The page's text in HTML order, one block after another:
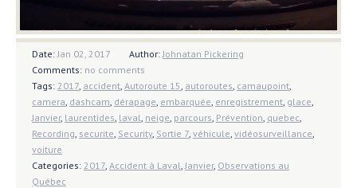
Date: Jan 02, 2017 Author: Johnatan Pickering
Comments: no comments
Tags: 2017 accident Autoroute 15 autoroutes camaupoint
camera dashcam dérapage embarquée enregistrement glace
Janvier, laurentides laval neige parcours Prévention quebec
Recording securite Security, Sortie 7 véhicule vidéosurveillance
voiture
Categories: 2017 Accident à Laval Janvier, Observations au
Québec